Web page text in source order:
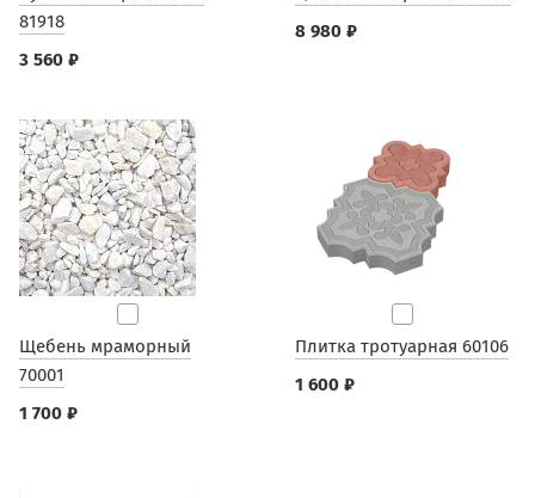
81918
3 560 ₽
8 980 ₽
Щебень мраморный
70001
1 700 ₽
Плитка тротуарная 60106
1 600 ₽